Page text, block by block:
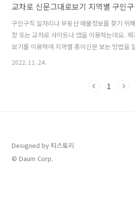
구인구직 일자리나 부동산 매물정보를 찾기 위
장 또는 교차로 사이트나 앱을 이용하는데요.
보기를 이용하여 지역별 종이신문 보는 방법을
역의 교차로 신문을 집에서 편하게 이용해 보세
방법 벼룩시장 종이신문 보기 벼룩시장 사이트
2022. 11. 24.
1
Designed by 티스토리
© Daum Corp.